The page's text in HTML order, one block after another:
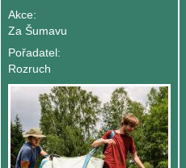
Akce:
Za Šumavu
Pořadatel:
Rozruch